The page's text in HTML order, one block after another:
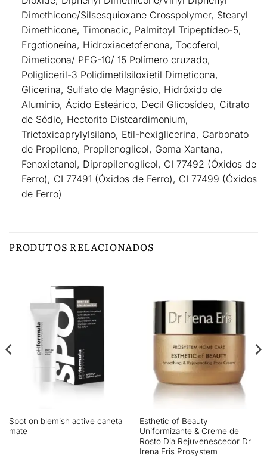
Dimethicone/Silsesquioxane Crosspolymer, Stearyl
Dimethicone, Timonacic, Palmitoyl Tripeptídeo-5,
Ergotioneína, Hidroxiacetofenona, Tocoferol,
Dimeticona/ PEG-10/ 15 Polímero cruzado,
Poligliceril-3 Polidimetilsiloxietil Dimeticona,
Glicerina, Sulfato de Magnésio, Hidróxido de
Alumínio, Ácido Esteárico, Decil Glicosídeo, Citrato
de Sódio, Hectorito Disteardimonium,
Trietoxicaprylylsilano, Etil-hexiglicerina, Carbonato
de Propileno, Propilenoglicol, Goma Xantana,
Fenoxietanol, Dipropilenoglicol, CI 77492 (Óxidos de
Ferro), CI 77491 (Óxidos de Ferro), CI 77499 (Óxidos
de Ferro)
PRODUTOS RELACIONADOS
Spot on blemish active caneta
mate
Esthetic of Beauty
Uniformizante & Creme de
Rosto Dia Rejuvenescedor Dr
Irena Eris Prosystem